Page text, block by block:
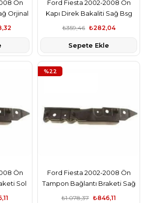
Ön
Orjinal
Ford Fiesta 2002-2008 Ön
Kapı Direk Bakaliti Sağ Bsg
Marka 2S61A20899AM
₺282,04
₺359,46
Sepete Ekle
Ön
Sol
Ford Fiesta 2002-2008 Ön
Tampon Bağlantı Braketi Sağ
Orjinal Marka 2S6117D959AD
₺846,11
₺1.078,37
%22